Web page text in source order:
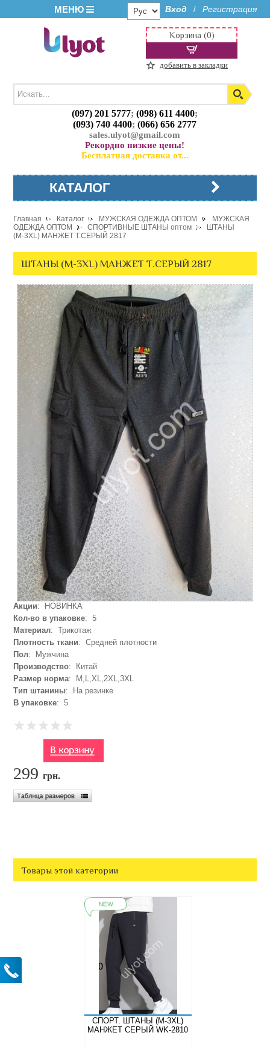
МЕНЮ Вход / Регистрация
(097) 201 5777;(098) 611 4400;
(093) 740 4400;(066) 656 2777
sales.ulyot@gmail.com
Рекордно низкие цены!
Бесплатная доставка от...
Корзина (0)
добавить в закладки
КАТАЛОГ
Главная Каталог МУЖСКАЯ ОДЕЖДА ОПТОМ
МУЖСКАЯ
ОДЕЖДА ОПТОМ
СПОРТИВНЫЕ ШТАНЫ оптом
ШТАНЫ
(М-3XL) МАНЖЕТ Т.СЕРЫЙ 2817
ШТАНЫ (М-3XL) МАНЖЕТ Т.СЕРЫЙ 2817
Акции: НОВИНКА
Кол-во в упаковке: 5
Материал: Трикотаж
Плотность ткани: Средней плотности
Пол: Мужчина
Производство: Китай
Размер норма: M,L,XL,2XL,3XL
Тип штанины: На резинке
В упаковке: 5
299грн.
Товары этой категории
СПОРТ. ШТАНЫ (M-3XL)
МАНЖЕТ СЕРЫЙ WK-2810